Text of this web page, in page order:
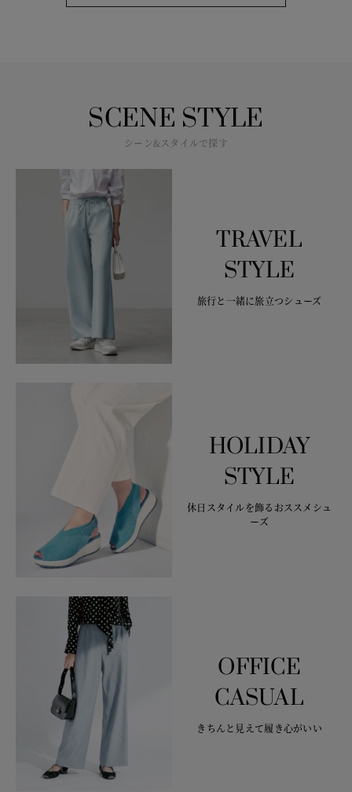
SCENE STYLE
シーン&スタイルで探す
TRAVEL
STYLE
旅行と一緒に旅立つシューズ
HOLIDAY
STYLE
休日スタイルを飾るおススメシュ
ーズ
OFFICE
CASUAL
きちんと見えて履き心がいい